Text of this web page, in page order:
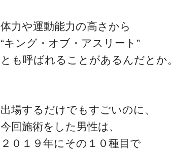
体力や運動能力の高さから
“キング・オブ・アスリート”
とも呼ばれることがあるんだとか。
出場するだけでもすごいのに、
今回施術をした男性は、
２０１９年にその１０種目で